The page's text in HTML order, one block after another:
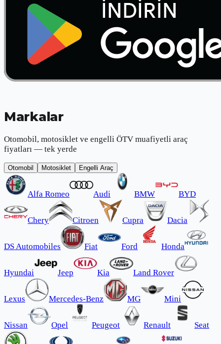
Markalar
Otomobil, motosiklet ve engelli ÖTV muafiyetli araç
fiyatları — tek yerde
Otomobil Motosiklet Engelli Araç
Alfa Romeo Audi BMW BYD
Chery Citroen Cupra Dacia
DS Automobiles Fiat Ford Honda
Hyundai Jeep Kia Land Rover
Lexus Mercedes-Benz MG Mini
Nissan Opel Peugeot Renault Seat